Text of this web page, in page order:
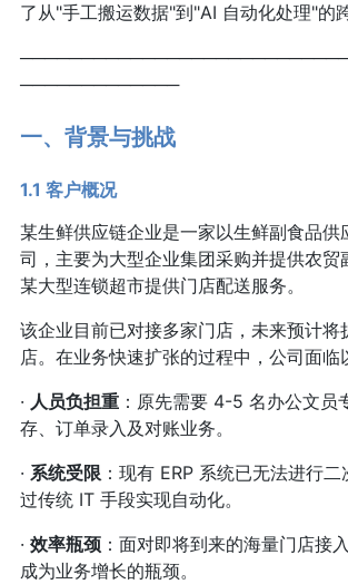
了从"手工搬运数据"到"AI 自动化处理"的跨
─────────────
一、背景与挑战
1.1 客户概况
某生鲜供应链企业是一家以生鲜副食品供
司，主要为大型企业集团采购并提供农贸
某大型连锁超市提供门店配送服务。
该企业目前已对接多家门店，未来预计将
店。在业务快速扩张的过程中，公司面临
· 人员负担重：原先需要 4-5 名办公文员
存、订单录入及对账业务。
· 系统受限：现有 ERP 系统已无法进行二
过传统 IT 手段实现自动化。
· 效率瓶颈：面对即将到来的海量门店接
成为业务增长的瓶颈。